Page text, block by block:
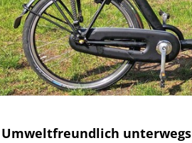
Umweltfreundlich